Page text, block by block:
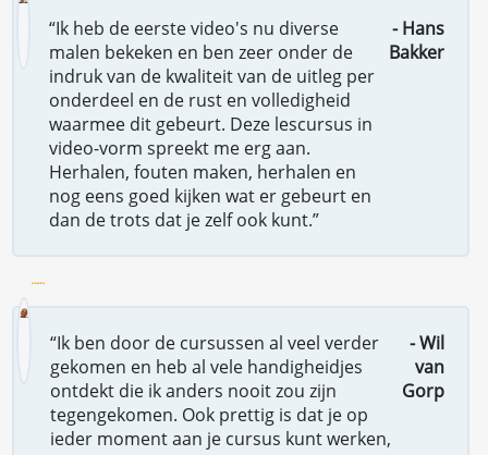
“Ik heb de eerste video's nu diverse
malen bekeken en ben zeer onder de
indruk van de kwaliteit van de uitleg per
onderdeel en de rust en volledigheid
waarmee dit gebeurt. Deze lescursus in
video-vorm spreekt me erg aan.
Herhalen, fouten maken, herhalen en
nog eens goed kijken wat er gebeurt en
dan de trots dat je zelf ook kunt.”
- Hans
Bakker
“Ik ben door de cursussen al veel verder
gekomen en heb al vele handigheidjes
ontdekt die ik anders nooit zou zijn
tegengekomen. Ook prettig is dat je op
ieder moment aan je cursus kunt werken,
- Wil
van
Gorp